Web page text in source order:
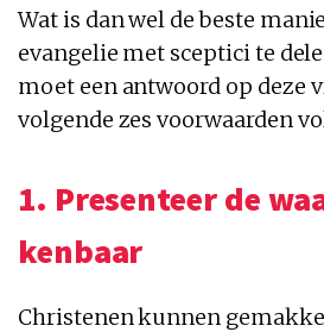
Wat is dan wel de beste
evangelie met sceptici te
moet een antwoord op deze
volgende zes voorwaarden
1. Presenteer de
kenbaar
Christenen kunnen